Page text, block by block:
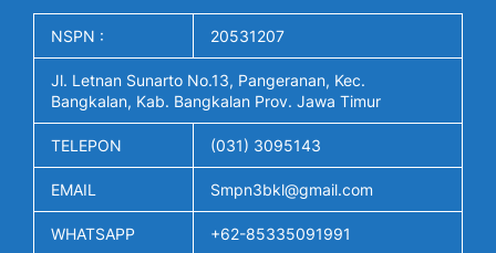
NSPN : 20531207
Jl. Letnan Sunarto No.13, Pangeranan, Kec.
Bangkalan, Kab. Bangkalan Prov. Jawa Timur
TELEPON (031) 3095143
EMAIL Smpn3bkl@gmail.com
WHATSAPP +62-85335091991